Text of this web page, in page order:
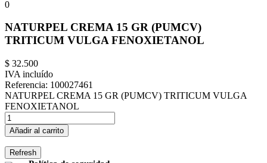
0
NATURPEL CREMA 15 GR (PUMCV)
TRITICUM VULGA FENOXIETANOL
$ 32.500
IVA incluído
Referencia: 100027461
NATURPEL CREMA 15 GR (PUMCV) TRITICUM VULGA
FENOXIETANOL
Añadir al carrito